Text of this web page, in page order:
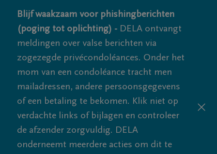
Blijf waakzaam voor phishingberichten
(poging tot oplichting) - DELA ontvangt
meldingen over valse berichten via
zogezegde privécondoléances. Onder het
mom van een condoléance tracht men
mailadressen, andere persoonsgegevens
of een betaling te bekomen. Klik niet op
verdachte links of bijlagen en controleer
de afzender zorgvuldig. DELA
onderneemt meerdere acties om dit te